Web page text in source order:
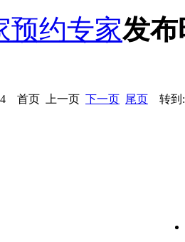
预约专家发布
首页 上一页 下一页 尾页 转到: